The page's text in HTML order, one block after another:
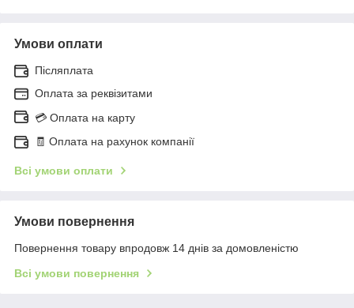
Умови оплати
Післяплата
Оплата за реквізитами
💳 Оплата на карту
🧾 Оплата на рахунок компанії
Всі умови оплати
Умови повернення
Повернення товару впродовж 14 днів за домовленістю
Всі умови повернення